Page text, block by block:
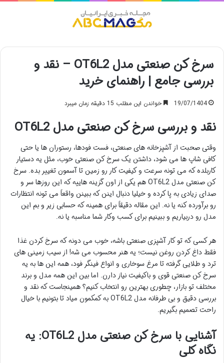
سرخ کن صنعتی مدل OT6L2 – نقد و
بررسی جامع | راهنمای خرید
19/07/1404 خواندن این مطلب 15 دقیقه زمان میبرد
نقد و بررسی سرخ کن صنعتی مدل OT6L2
وقتی صحبت از آشپزخانه های صنعتی، فست فودها، رستوران ها یا حتی
کافی شاپ ها می شود، داشتن یک سرخ کن صنعتی خوب، مثل یه دستیار
کاربلده که می تونه سرعت و کیفیت کار رو زمین تا آسمون تغییر بده. سرخ
کن صنعتی مدل OT6L2 هم یکی از اون گزینه هاییه که این روزها سر و
صدای زیادی به پا کرده و خیلیا دنبال اینن که ببینن واقعاً می تونه انتظارات
رو برآورده کنه یا نه. این مقاله دقیقاً برای همینه که حسابی زیر و بم این
مدل رو دربیاریم و ببینیم برای کسب وکار شما مناسبه یا نه.
هر کسی که تو کار آشپزی صنعتی باشه، خوب می دونه که سرخ کردن غذا
فقط داغ کردن روغن نیست؛ یه هنر محسوب می شه! از سیب زمینی های
ترد و طلایی گرفته تا مرغ سوخاری و انواع فینگر فود، همه این ها به یه
سرخ کن صنعتی قوی و باکیفیت نیاز دارن. اما بین این همه مدل و برند
مختلف تو بازار، چطوری بهترین رو انتخاب کنیم؟ همینجاست که نقد و
بررسی دقیق و بی طرفانه مدل OT6L2 به کمکمون میاد تا بتونیم با خیال
راحت تصمیم بگیریم.
آشنایی با سرخ کن صنعتی مدل OT6L2: یه
نگاه کلی